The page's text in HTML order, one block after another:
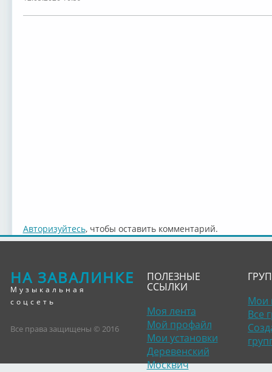
Авторизуйтесь, чтобы оставить комментарий.
НА ЗАВАЛИНКЕ
Музыкальная
соцсеть
Все права защищены © 2016
ПОЛЕЗНЫЕ
ССЫЛКИ
Моя лента
Мой профайл
Мои установки
Деревенский
Москвич
Мои
Все